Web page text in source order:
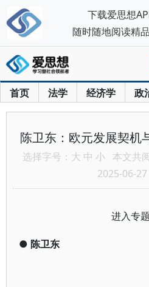
首页 法学 经济学 政
陈卫东：欧元发展契机
选择字号： 大 中 小 本文共
2025-06-
进入专
● 陈卫东
下载爱思想
随时随地阅读精